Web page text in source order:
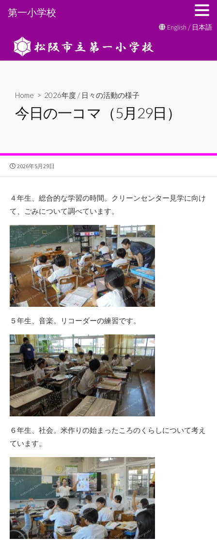
ン
English / 日本語
Home > 2026年度 / 日々の活動の様子
今日の一コマ（5月29日）
公
2026年5月29日
４年生、総合的な学習の時間。クリーンセンター見学に向け
て、ごみについて調べています。
５年生、音楽。リコーダーの練習です。
６年生、社会。米作りの始まったころのくらしについて考え
ています。
第一小学校